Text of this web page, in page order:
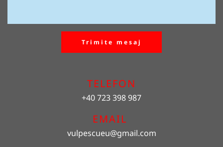
Trimite mesaj
TELEFON
+40 723 398 987
EMAIL
vulpescueu@gmail.com